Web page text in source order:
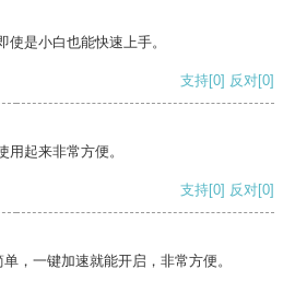
是小白也能快速上手。
支持[0] 反对[0]
起来非常方便。
支持[0] 反对[0]
，一键加速就能开启，非常方便。